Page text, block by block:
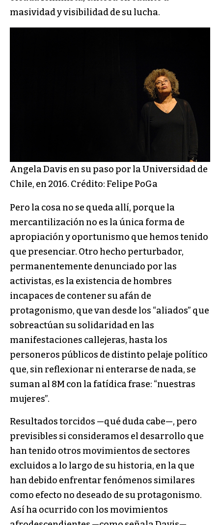
masividad y visibilidad de su lucha.
Angela Davis en su paso por la Universidad de
Chile, en 2016. Crédito: Felipe PoGa
Pero la cosa no se queda allí, porque la
mercantilización no es la única forma de
apropiación y oportunismo que hemos tenido
que presenciar. Otro hecho perturbador,
permanentemente denunciado por las
activistas, es la existencia de hombres
incapaces de contener su afán de
protagonismo, que van desde los “aliados” que
sobreactúan su solidaridad en las
manifestaciones callejeras, hasta los
personeros públicos de distinto pelaje político
que, sin reflexionar ni enterarse de nada, se
suman al 8M con la fatídica frase: “nuestras
mujeres”.
Resultados torcidos —qué duda cabe—, pero
previsibles si consideramos el desarrollo que
han tenido otros movimientos de sectores
excluidos a lo largo de su historia, en la que
han debido enfrentar fenómenos similares
como efecto no deseado de su protagonismo.
Así ha ocurrido con los movimientos